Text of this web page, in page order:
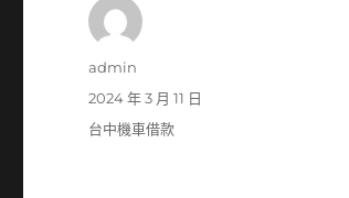
作
admin
發
佈
2024 年 3 月 11 日
分
台中機車借款